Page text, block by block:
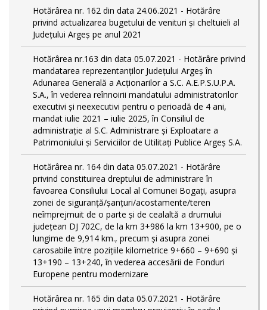
Hotărârea nr. 162 din data 24.06.2021 - Hotărâre
privind actualizarea bugetului de venituri și cheltuieli al
Județului Argeș pe anul 2021
Hotărârea nr.163 din data 05.07.2021 - Hotărâre privind
mandatarea reprezentanților Județului Argeș în
Adunarea Generală a Acționarilor a S.C. A.E.P.S.U.P.A.
S.A., în vederea reînnoirii mandatului administratorilor
executivi și neexecutivi pentru o perioadă de 4 ani,
mandat iulie 2021 – iulie 2025, în Consiliul de
administrație al S.C. Administrare și Exploatare a
Patrimoniului și Serviciilor de Utilitaţi Publice Argeș S.A.
Hotărârea nr. 164 din data 05.07.2021 - Hotărâre
privind constituirea dreptului de administrare în
favoarea Consiliului Local al Comunei Bogați, asupra
zonei de siguranță/șanțuri/acostamente/teren
neîmprejmuit de o parte și de cealaltă a drumului
județean DJ 702C, de la km 3+986 la km 13+900, pe o
lungime de 9,914 km., precum și asupra zonei
carosabile între pozițiile kilometrice 9+660 – 9+690 și
13+190 – 13+240, în vederea accesării de Fonduri
Europene pentru modernizare
Hotărârea nr. 165 din data 05.07.2021 - Hotărâre